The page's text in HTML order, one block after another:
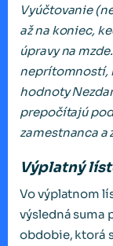
Vyúčtovanie
ažna koniec, ke
úpravy na mzde.
neprítomností,
hodnoty
prepočítajúpod
zamestnanca a
Výplatný
Vo výplatnom
výsledná suma
obdobie, ktorá